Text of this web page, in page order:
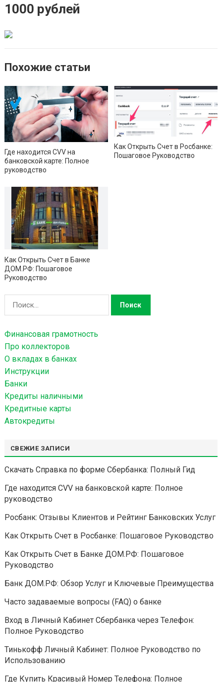
1000 рублей
Похожие статьи
Где находится CVV на
банковской карте: Полное
руководство
Как Открыть Счет в Росбанке:
Пошаговое Руководство
Как Открыть Счет в Банке
ДОМ.РФ: Пошаговое
Руководство
а
т
и
:
Финансовая грамотность
Про коллекторов
О вкладах в банках
Инструкции
Банки
Кредиты наличными
Кредитные карты
Автокредиты
СВЕЖИЕ ЗАПИСИ
Скачать Справка по форме Сбербанка: Полный Гид
Где находится CVV на банковской карте: Полное
руководство
Росбанк: Отзывы Клиентов и Рейтинг Банковских Услуг
Как Открыть Счет в Росбанке: Пошаговое Руководство
Как Открыть Счет в Банке ДОМ.РФ: Пошаговое
Руководство
Банк ДОМ.РФ: Обзор Услуг и Ключевые Преимущества
Часто задаваемые вопросы (FAQ) о банке
Вход в Личный Кабинет Сбербанка через Телефон:
Полное Руководство
Тинькофф Личный Кабинет: Полное Руководство по
Использованию
Где Купить Красивый Номер Телефона: Полное